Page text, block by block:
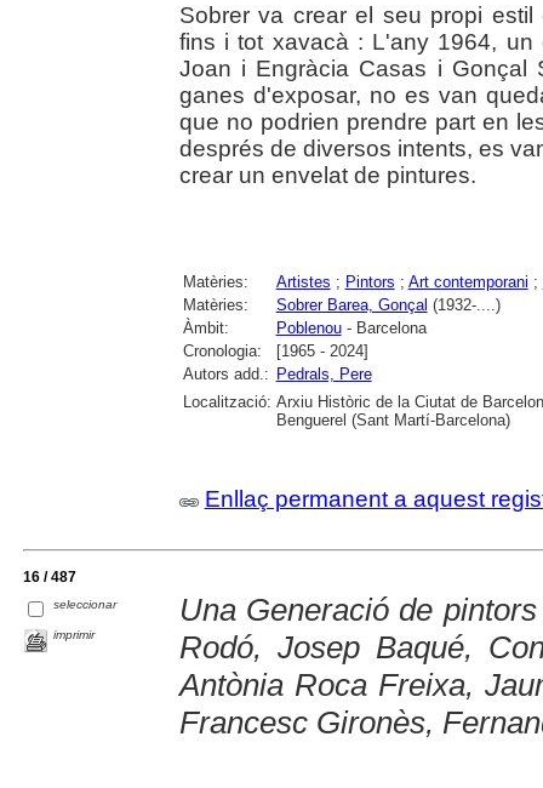
Sobrer va crear el seu propi
fins i tot xavacà : L'any 1964, un
Joan i Engràcia Casas i Gonçal
ganes d'exposar, no es van
que no podrien prendre part en
després de diversos intents, es
crear un envelat de pintures.
Matèries: Artistes ; Pintors ; Art contemporani ;
Matèries:
Sobrer Barea, Gonçal (1932-....)
Àmbit:
Poblenou- Barcelona
Cronologia:
[1965 - 2024]
Autors add.: Pedrals, Pere
Localització: Arxiu Històric de la Ciutat de
Benguerel (Sant Martí-Barcelona)
Enllaç permanent a aquest
16 / 487
seleccionar
imprimir
Una Generació de
Rodó, Josep Baqué,
Antònia Roca Freixa,
Francesc Gironès,